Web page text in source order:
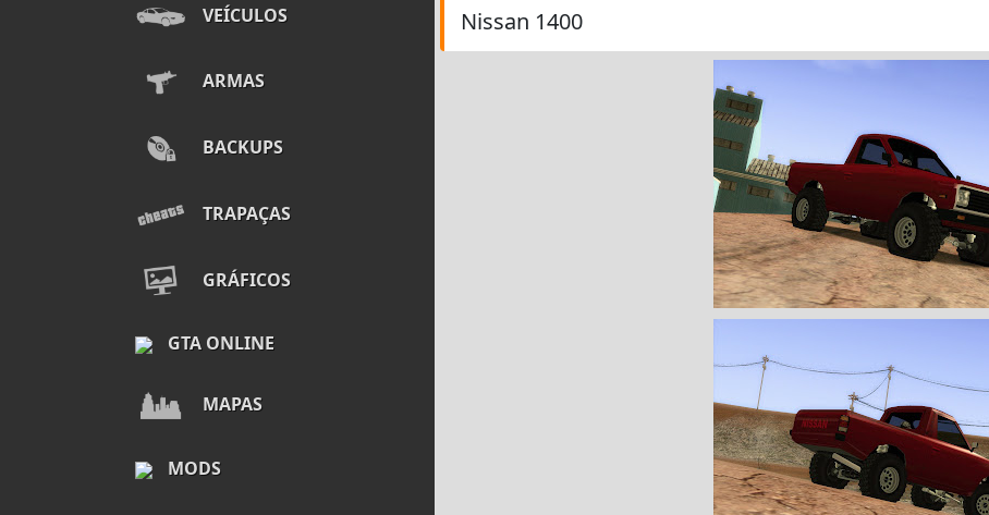
VEÍCULOS
ARMAS
BACKUPS
TRAPAÇAS
GRÁFICOS
GTA ONLINE
MAPAS
MODS
Nissan 1400